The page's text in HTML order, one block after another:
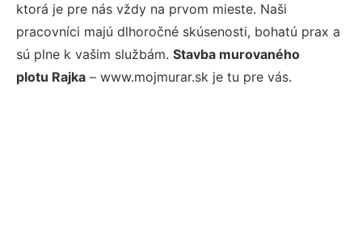
ktorá je pre nás vždy na prvom mieste. Naši
pracovníci majú dlhoročné skúsenosti, bohatú prax a
sú plne k vašim službám. Stavba murovaného
plotu Rajka – www.mojmurar.sk je tu pre vás.